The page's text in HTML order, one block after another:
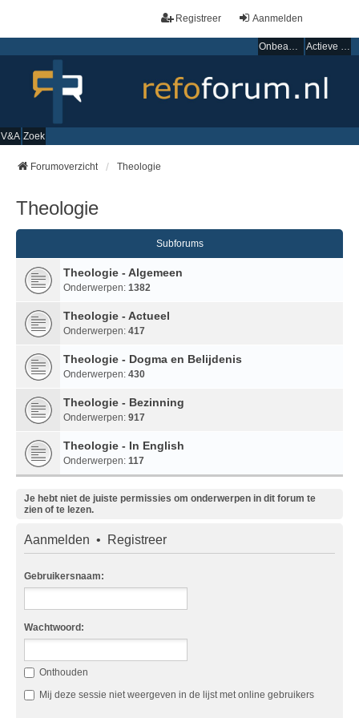
Aanmelden
Registreer
Onbeantwoorde onderwerpen Actieve onderwerpen
V&A Zoek
Forumoverzicht Theologie
Theologie
Subforums
Theologie - Algemeen
Onderwerpen: 1382
Theologie - Actueel
Onderwerpen: 417
Theologie - Dogma en Belijdenis
Onderwerpen: 430
Theologie - Bezinning
Onderwerpen: 917
Theologie - In English
Onderwerpen: 117
Je hebt niet de juiste permissies om onderwerpen in dit forum te
zien of te lezen.
Aanmelden • Registreer
Gebruikersnaam:
Wachtwoord:
Onthouden
Mij deze sessie niet weergeven in de lijst met online gebruikers